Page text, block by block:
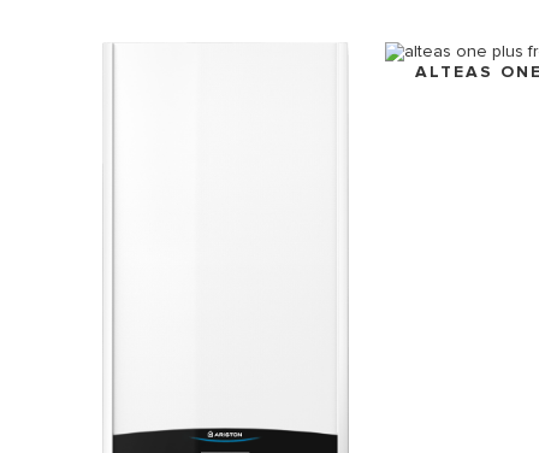
ALTEAS